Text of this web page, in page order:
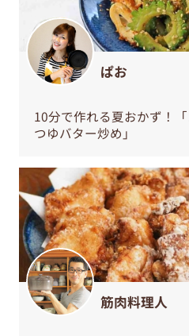
ぱお
10分で作れる夏おかず！
つゆバター炒め」
筋肉料理人